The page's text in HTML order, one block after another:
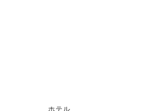
ホテル